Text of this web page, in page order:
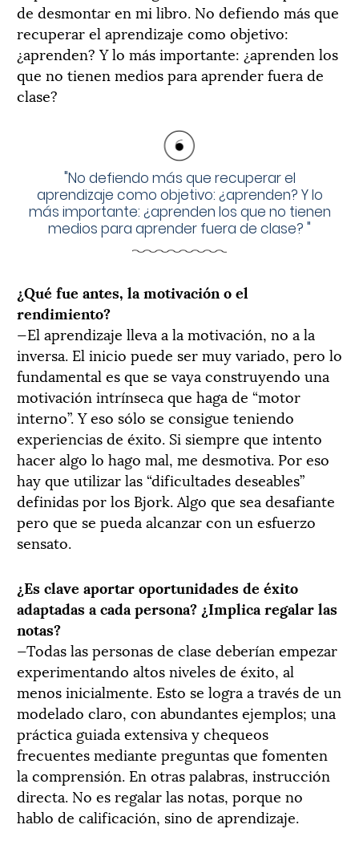
de desmontar en mi libro. No defiendo más que
recuperar el aprendizaje como objetivo:
¿aprenden? Y lo más importante: ¿aprenden los
que no tienen medios para aprender fuera de
clase?
"No defiendo más que recuperar el
aprendizaje como objetivo: ¿aprenden? Y lo
más importante: ¿aprenden los que no tienen
medios para aprender fuera de clase? "
¿Qué fue antes, la motivación o el
rendimiento?
—El aprendizaje lleva a la motivación, no a la
inversa. El inicio puede ser muy variado, pero lo
fundamental es que se vaya construyendo una
motivación intrínseca que haga de “motor
interno”. Y eso sólo se consigue teniendo
experiencias de éxito. Si siempre que intento
hacer algo lo hago mal, me desmotiva. Por eso
hay que utilizar las “dificultades deseables”
definidas por los Bjork. Algo que sea desafiante
pero que se pueda alcanzar con un esfuerzo
sensato.
¿Es clave aportar oportunidades de éxito
adaptadas a cada persona? ¿Implica regalar las
notas?
—Todas las personas de clase deberían empezar
experimentando altos niveles de éxito, al
menos inicialmente. Esto se logra a través de un
modelado claro, con abundantes ejemplos; una
práctica guiada extensiva y chequeos
frecuentes mediante preguntas que fomenten
la comprensión. En otras palabras, instrucción
directa. No es regalar las notas, porque no
hablo de calificación, sino de aprendizaje.